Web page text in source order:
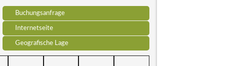
Buchungsanfrage
Internetseite
Geografische Lage